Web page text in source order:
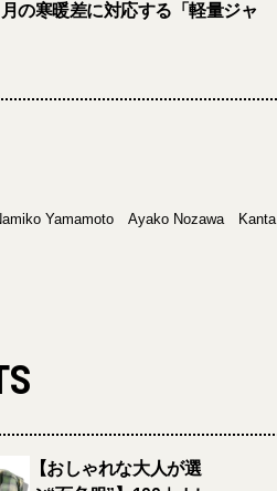
の寒暖差に対応する「軽量ジャ
Yamamoto Ayako Nozawa Kanta
【おしゃれな大人が選